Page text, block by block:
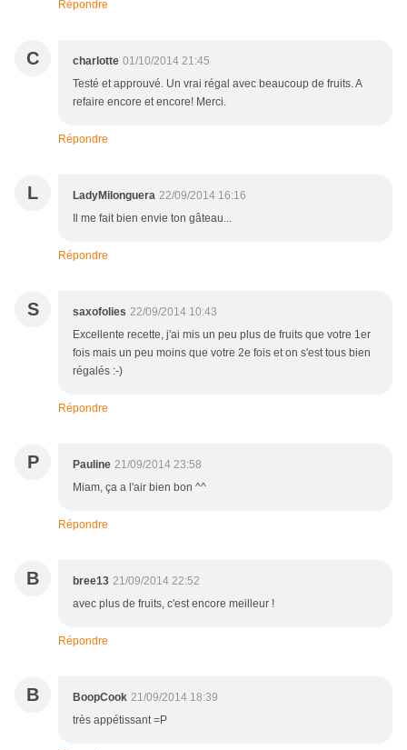
Répondre
C charlotte 01/10/2014 21:45
Testé et approuvé. Un vrai régal avec beaucoup de fruits. A
refaire encore et encore! Merci.
Répondre
L LadyMilonguera 22/09/2014 16:16
Il me fait bien envie ton gâteau...
Répondre
S saxofolies 22/09/2014 10:43
Excellente recette, j'ai mis un peu plus de fruits que votre 1er
fois mais un peu moins que votre 2e fois et on s'est tous bien
régalés :-)
Répondre
P Pauline 21/09/2014 23:58
Miam, ça a l'air bien bon ^^
Répondre
B bree13 21/09/2014 22:52
avec plus de fruits, c'est encore meilleur !
Répondre
B BoopCook 21/09/2014 18:39
très appétissant =P